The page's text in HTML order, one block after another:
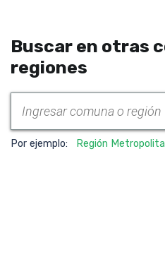
Buscar en otras
regiones
Por ejemplo: Región